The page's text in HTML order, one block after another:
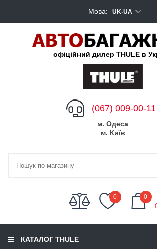
Мова: UK-UA
офіційний дилер THULE в
(067) 009-00-11
м. Одеса
м. Київ
0 0
КАТАЛОГ THULE